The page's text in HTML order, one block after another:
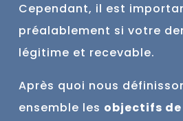
Cependant, il est
préalablement si votre
légitime et recevable.
Après quoi nous
ensemble les objectifs